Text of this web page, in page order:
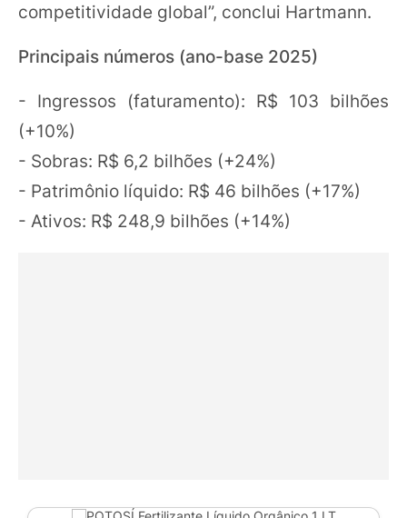
competitividade global”, conclui Hartmann.
Principais números (ano-base 2025)
- Ingressos (faturamento): R$ 103 bilhões
(+10%)
- Sobras: R$ 6,2 bilhões (+24%)
- Patrimônio líquido: R$ 46 bilhões (+17%)
- Ativos: R$ 248,9 bilhões (+14%)